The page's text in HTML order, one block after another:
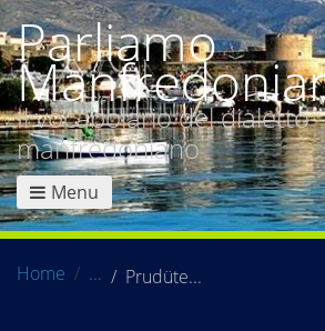
Parliamo
Il vocabolario del dialetto
manfredoniano
Menu
Home Prudüte